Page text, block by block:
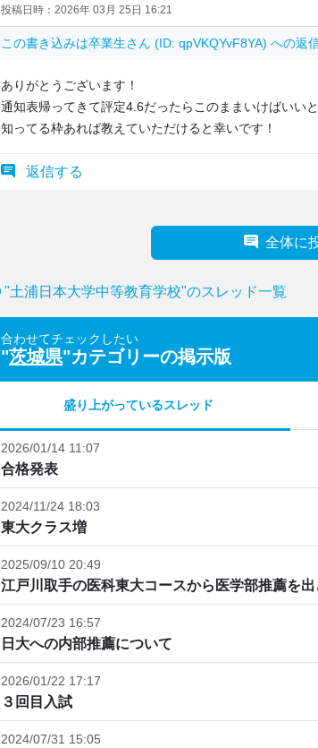
投稿日時：2026年 03月 25日 16:21
この書き込みは卒業生さん (ID: qpVKQYvF8YA) への返
ありがとうございます！
通知表帰ってきて評定4.6だったらこのままいけばいい
知ってる枠あれば教えていただけると幸いです！
返信する
全体に
"土浦日本大学中等教育学校"のスレッド一覧
合わせてチェックしたい
"茨城県"カテゴリーの掲示版
盛り上がっているスレッド
2026/01/14 11:07
合格発表
2024/11/24 18:03
東大クラス増
2025/09/10 20:49
江戸川取手の医科東大コースから医学部推薦を
2024/07/23 16:57
日大への内部推薦について
2026/01/22 17:17
３回目入試
2024/07/31 15:05